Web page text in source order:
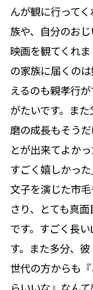
んが観に行って
族や、自分のお
映画を観てくれ
の家族に届くの
えるのも親孝行
がたいです。ま
磨の成長もそう
とが出来てよか
すごく嬉しかった
文子を演じた市
さり、とても真
です。すごく長
す。また多分、
世代の方からも